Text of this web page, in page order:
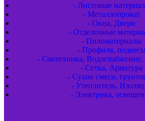
- Листовые
- Металлопрокат
- Окна, Двери
- Отделочные
- Пиломатериалы
- Профиля, подвесы
- Сантехника,
- Сетка, Арматура
- Сухие смеси,
- Утеплитель,
- Электрика,